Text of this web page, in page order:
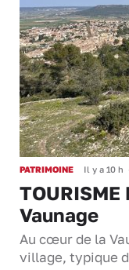
PATRIMOINE Il y a 10 h
Vaunage
Au cœur de la
village, typique